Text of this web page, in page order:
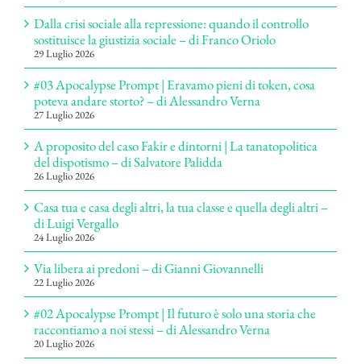
Dalla crisi sociale alla repressione: quando il controllo
sostituisce la giustizia sociale – di Franco Oriolo
29 Luglio 2026
#03 Apocalypse Prompt | Eravamo pieni di token, cosa
poteva andare storto? – di Alessandro Verna
27 Luglio 2026
A proposito del caso Fakir e dintorni | La tanatopolitica
del dispotismo – di Salvatore Palidda
26 Luglio 2026
Casa tua e casa degli altri, la tua classe e quella degli altri –
di Luigi Vergallo
24 Luglio 2026
Via libera ai predoni – di Gianni Giovannelli
22 Luglio 2026
#02 Apocalypse Prompt | Il futuro è solo una storia che
raccontiamo a noi stessi – di Alessandro Verna
20 Luglio 2026